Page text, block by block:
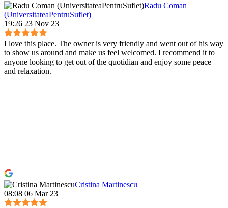
Radu Coman
(UniversitateaPentruSuflet)
19:26 23 Nov 23
I love this place. The owner is very friendly and went out of his way
to show us around and make us feel welcomed. I recommend it to
anyone looking to get out of the quotidian and enjoy some peace
and relaxation.
Cristina Martinescu
08:08 06 Mar 23